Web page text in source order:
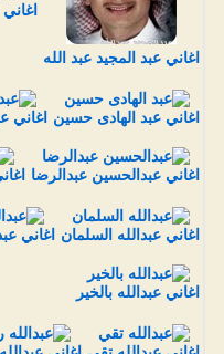
اغاني عبد المجيد عبد الله
اغاني عبد الهادى حسين اغاني
اغاني عبدالحسين عبدالرضا
اغاني عبدالله السلمان اغاني
اغاني عبدالله بالخير